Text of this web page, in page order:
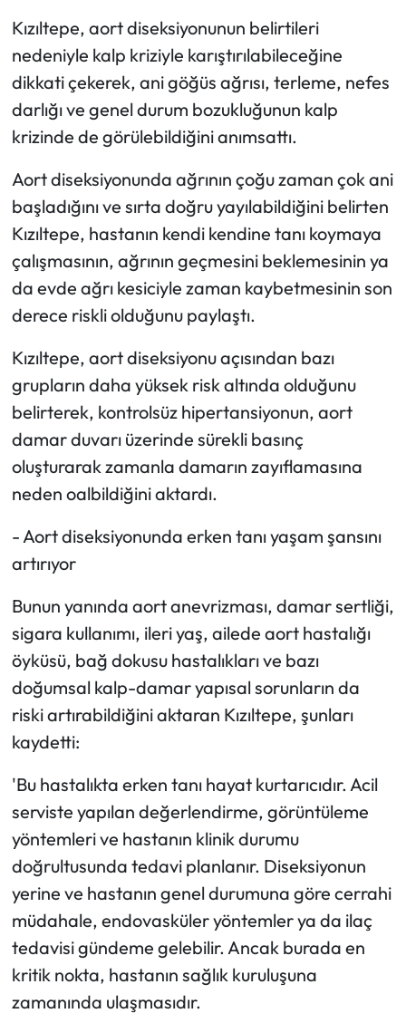
Kızıltepe, aort diseksiyonunun belirtileri
nedeniyle kalp kriziyle karıştırılabileceğine
dikkati çekerek, ani göğüs ağrısı, terleme, nefes
darlığı ve genel durum bozukluğunun kalp
krizinde de görülebildiğini anımsattı.
Aort diseksiyonunda ağrının çoğu zaman çok ani
başladığını ve sırta doğru yayılabildiğini belirten
Kızıltepe, hastanın kendi kendine tanı koymaya
çalışmasının, ağrının geçmesini beklemesinin ya
da evde ağrı kesiciyle zaman kaybetmesinin son
derece riskli olduğunu paylaştı.
Kızıltepe, aort diseksiyonu açısından bazı
grupların daha yüksek risk altında olduğunu
belirterek, kontrolsüz hipertansiyonun, aort
damar duvarı üzerinde sürekli basınç
oluşturarak zamanla damarın zayıflamasına
neden oalbildiğini aktardı.
- Aort diseksiyonunda erken tanı yaşam şansını
artırıyor
Bunun yanında aort anevrizması, damar sertliği,
sigara kullanımı, ileri yaş, ailede aort hastalığı
öyküsü, bağ dokusu hastalıkları ve bazı
doğumsal kalp-damar yapısal sorunların da
riski artırabildiğini aktaran Kızıltepe, şunları
kaydetti:
'Bu hastalıkta erken tanı hayat kurtarıcıdır. Acil
serviste yapılan değerlendirme, görüntüleme
yöntemleri ve hastanın klinik durumu
doğrultusunda tedavi planlanır. Diseksiyonun
yerine ve hastanın genel durumuna göre cerrahi
müdahale, endovasküler yöntemler ya da ilaç
tedavisi gündeme gelebilir. Ancak burada en
kritik nokta, hastanın sağlık kuruluşuna
zamanında ulaşmasıdır.